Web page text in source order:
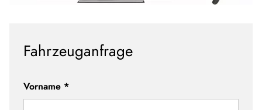
Fahrzeuganfrage
Vorname *